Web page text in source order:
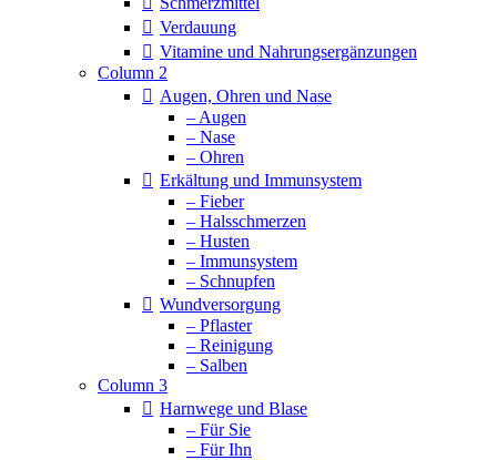
Verdauung
Vitamine und Nahrungsergänzungen
Column 2
Augen, Ohren und Nase
– Augen
– Nase
– Ohren
Erkältung und Immunsystem
– Fieber
– Halsschmerzen
– Husten
– Immunsystem
– Schnupfen
Wundversorgung
– Pflaster
– Reinigung
– Salben
Column 3
Harnwege und Blase
– Für Sie
– Für Ihn